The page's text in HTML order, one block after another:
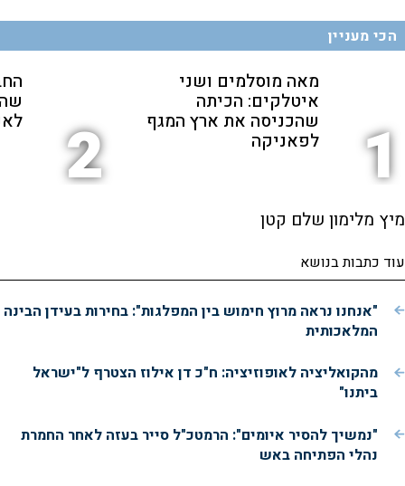
הכי מעניין
1
מאה מוסלמים ושני
איטלקים: הכיתה
שהכניסה את ארץ המגף
לפאניקה 2
מיץ מלימון שלם קטן
עוד כתבות בנושא
"אנחנו נראה מרוץ חימוש בין המפלגות": בחירות בעידן הבינה
המלאכותית
מהקואליציה לאופוזיציה: ח"כ דן אילוז הצטרף ל"ישראל
ביתנו"
"נמשיך להסיר איומים": הרמטכ"ל סייר בעזה לאחר החמרת
נהלי הפתיחה באש